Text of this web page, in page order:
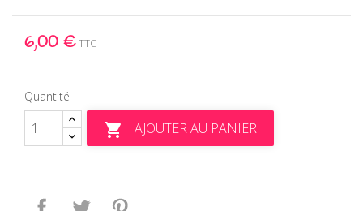
6,00 €TTC
Quantité
 AJOUTER AU PANIER
Partager Tweet